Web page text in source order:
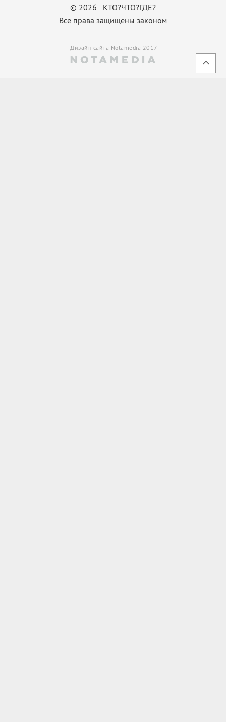
© 2026 КТО?ЧТО?ГДЕ?
Все права защищены законом
Дизайн сайта Notamedia 2017